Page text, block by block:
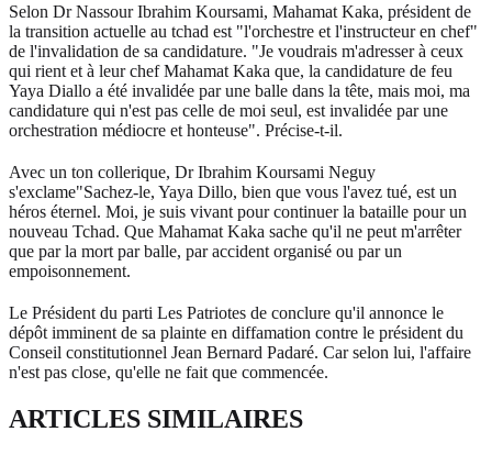
Selon Dr Nassour Ibrahim Koursami, Mahamat Kaka, président de
la transition actuelle au tchad est "l'orchestre et l'instructeur en chef"
de l'invalidation de sa candidature. "Je voudrais m'adresser à ceux
qui rient et à leur chef Mahamat Kaka que, la candidature de feu
Yaya Diallo a été invalidée par une balle dans la tête, mais moi, ma
candidature qui n'est pas celle de moi seul, est invalidée par une
orchestration médiocre et honteuse". Précise-t-il.
Avec un ton collerique, Dr Ibrahim Koursami Neguy
s'exclame"Sachez-le, Yaya Dillo, bien que vous l'avez tué, est un
héros éternel. Moi, je suis vivant pour continuer la bataille pour un
nouveau Tchad. Que Mahamat Kaka sache qu'il ne peut m'arrêter
que par la mort par balle, par accident organisé ou par un
empoisonnement.
Le Président du parti Les Patriotes de conclure qu'il annonce le
dépôt imminent de sa plainte en diffamation contre le président du
Conseil constitutionnel Jean Bernard Padaré. Car selon lui, l'affaire
n'est pas close, qu'elle ne fait que commencée.
ARTICLES SIMILAIRES